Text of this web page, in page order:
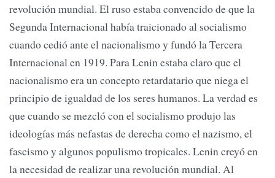
revolución mundial. El ruso estaba convencido de que la
Segunda Internacional había traicionado al socialismo
cuando cedió ante el nacionalismo y fundó la Tercera
Internacional en 1919. Para Lenin estaba claro que el
nacionalismo era un concepto retardatario que niega el
principio de igualdad de los seres humanos. La verdad es
que cuando se mezcló con el socialismo produjo las
ideologías más nefastas de derecha como el nazismo, el
fascismo y algunos populismo tropicales. Lenin creyó en
la necesidad de realizar una revolución mundial. Al